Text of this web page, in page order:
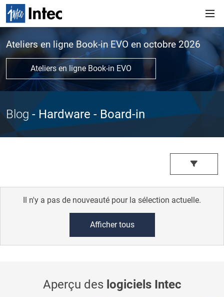
Ateliers en ligne Book-in EVO en octobre 2026
Ateliers en ligne Book-in EVO
Blog - Hardware - Board-in
Il n'y a pas de nouveauté pour la sélection actuelle.
Afficher tous
Aperçu des logiciels Intec